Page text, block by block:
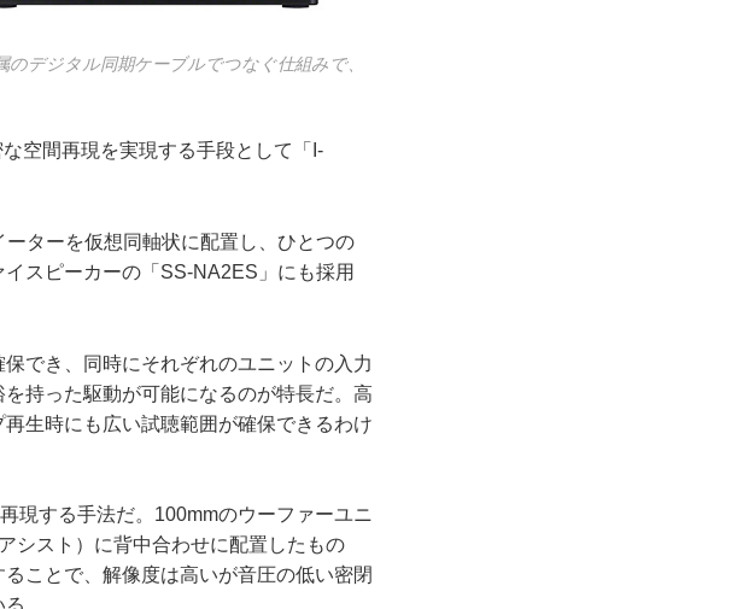
デジタル同期ケーブルでつなぐ仕組みで、
空間再現を実現する手段として「I-
ターを仮想同軸状に配置し、ひとつの
スピーカーの「SS-NA2ES」にも採用
でき、同時にそれぞれのユニットの入力
持った駆動が可能になるのが特長だ。高
生時にも広い試聴範囲が確保できるわけ
現する手法だ。100mmのウーファーユニ
シスト）に背中合わせに配置したもの
ことで、解像度は高いが音圧の低い密閉